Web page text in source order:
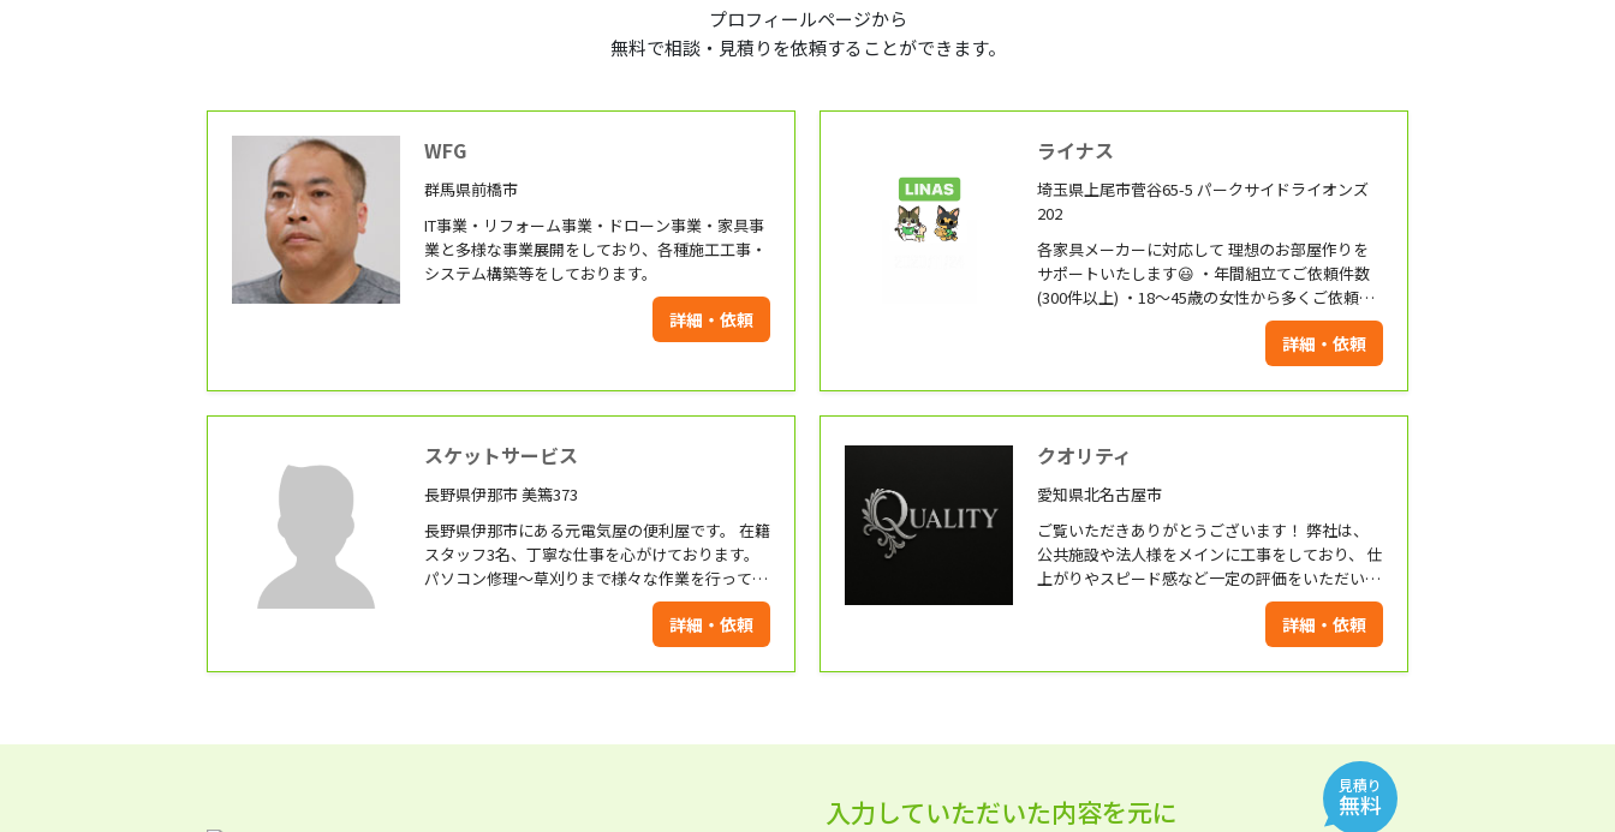
プロフィールページから
無料で相談・見積りを依頼することができます。
WFG
群馬県前橋市
IT事業・リフォーム事業・ドローン事業・家具事
業と多様な事業展開をしており、各種施工工事・
システム構築等をしております。
詳細・依頼
ライナス
埼玉県上尾市菅谷65-5 パークサイドライオンズ
202
各家具メーカーに対応して 理想のお部屋作りを
サポートいたします😃 ・年間組立てご依頼件数
(300件以上) ・18〜45歳の女性から多くご依頼を
い ただいております。 ・家具組立てご依頼の
リピート率80%です。 対応エリア 1都6県(神奈川
県、東京都、千葉県、埼玉県、群馬県、栃木県、
茨城県)
詳細・依頼
スケットサービス
長野県伊那市 美篶373
長野県伊那市にある元電気屋の便利屋です。 在籍
スタッフ3名、丁寧な仕事を心がけております。
パソコン修理～草刈りまで様々な作業を行ってお
ります。 お困りでしたら気軽にご相談ください。
詳細・依頼
クオリティ
愛知県北名古屋市
ご覧いただきありがとうございます！ 弊社は、
公共施設や法人様をメインに工事をしており、 仕
上がりやスピード感など一定の評価をいただいて
おります。 長年の経験による丁寧な施工を実施致
します。 是非お気軽にお問い合わせください！
詳細・依頼
入力していただいた内容を元に
見積り
無料